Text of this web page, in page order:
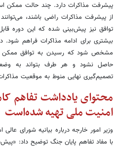
پیشرفت مذاکرات دارد. چند حالت ممکن
توافق نیز پیش‌بینی شده که این دوره
مشخص شود که رسیدن به توافق ممکن
حاصل نشود و هر طرف بتواند به
تصمیم‌گیری نهایی منوط به موقعیت
محتوای یادداشت تفاهم
امنیت ملی تهیه شده‌است
وزیر امور خارجه درباره بیانیه شورای
با مفاد تفاهم پایان جنگ توضیح داد: